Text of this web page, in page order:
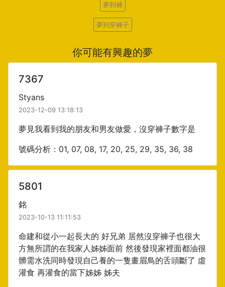
夢到褲
夢到穿褲子
你可能有興趣的夢
7367
Styans
2023-12-09 13:18:13
夢見我看到我的朋友和男友做愛，沒穿褲子數字是
號碼分析：01, 07, 08, 17, 20, 25, 29, 35, 36, 38
5801
銘
2023-10-13 11:11:53
命建和從小一起長大的 好兄弟 居然沒穿褲子也很大
方無所謂的在我家人姊姊面前 然後發現家裡面都油很
髒需水洗同時發現自己養的一隻畫眉鳥的舌頭斷了 虛
灌食 再灌食的當下姊姊 姊夫